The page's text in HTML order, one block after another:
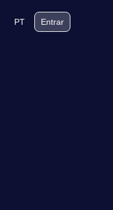
PT Entrar